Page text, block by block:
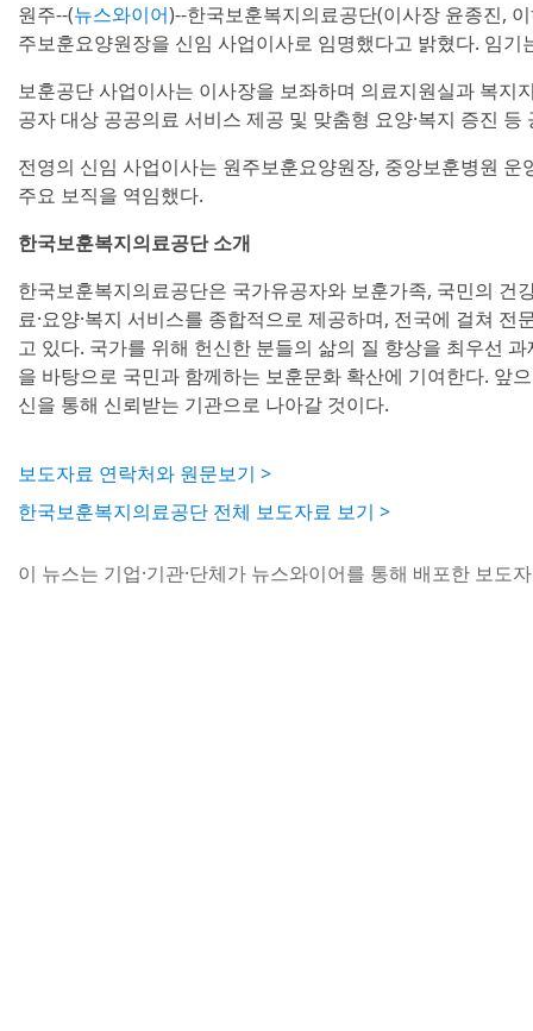
원주--(뉴스와이어)--한국보훈복지의료공단(이사장 윤종진,
주보훈요양원장을 신임 사업이사로 임명했다고 밝혔다. 임기
보훈공단 사업이사는 이사장을 보좌하며 의료지원실과 복지
공자 대상 공공의료 서비스 제공 및 맞춤형 요양·복지 증진
전영의 신임 사업이사는 원주보훈요양원장, 중앙보훈병원
주요 보직을 역임했다.
한국보훈복지의료공단 소개
한국보훈복지의료공단은 국가유공자와 보훈가족, 국민의 건
료·요양·복지 서비스를 종합적으로 제공하며, 전국에 걸쳐
고 있다. 국가를 위해 헌신한 분들의 삶의 질 향상을 최우선
을 바탕으로 국민과 함께하는 보훈문화 확산에 기여한다. 앞
신을 통해 신뢰받는 기관으로 나아갈 것이다.
보도자료 연락처와 원문보기 >
한국보훈복지의료공단 전체 보도자료 보기 >
이 뉴스는 기업·기관·단체가 뉴스와이어를 통해 배포한 보도